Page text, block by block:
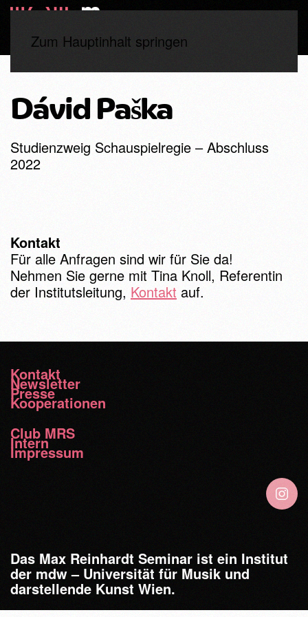
Zum Hauptinhalt springen
Dávid Paška
Studienzweig Schauspielregie – Abschluss
2022
Kontakt
Für alle Anfragen sind wir für Sie da!
Nehmen Sie gerne mit Tina Knoll, Referentin
der Institutsleitung, Kontakt auf.
Kontakt
Newsletter
Presse
Kooperationen
Club MRS
Intern
Impressum
Das Max Reinhardt Seminar ist ein Institut
der mdw – Universität für Musik und
darstellende Kunst Wien.